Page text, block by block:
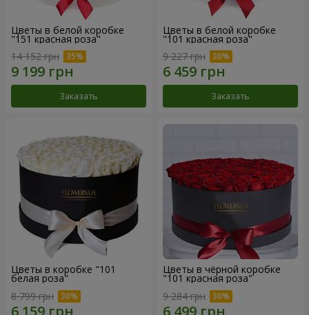
Цветы в белой коробке
"151 красная роза"
14 152 грн
Заказать
Цветы в белой коробке
"101 красная роза"
9 227 грн
Заказать
Цветы в коробке "101
белая роза"
8 799 грн
Цветы в чёрной коробке
"101 красная роза"
9 284 грн